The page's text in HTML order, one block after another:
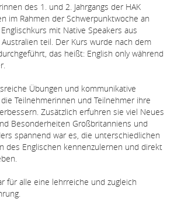
des 1. und 2. Jahrgangs der HAK
im Rahmen der Schwerpunktwoche an
mit Native Speakers aus
teil. Der Kurs wurde nach dem
das heißt: English only während
Übungen und kommunikative
Teilnehmerinnen und Teilnehmer ihre
Zusätzlich erfuhren sie viel Neues
Besonderheiten Großbritanniens und
spannend war es, die unterschiedlichen
des Englischen kennenzulernen und direkt
für alle eine lehrreiche und zugleich